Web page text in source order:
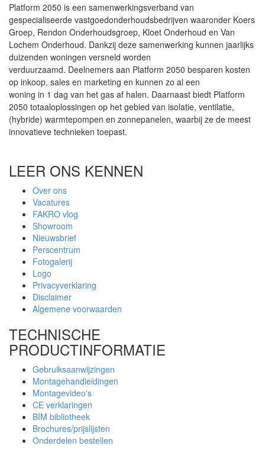
Platform 2050 is een samenwerkingsverband van
gespecialiseerde vastgoedonderhoudsbedrijven waaronder Koers
Groep, Rendon Onderhoudsgroep, Kloet Onderhoud en Van
Lochem Onderhoud. Dankzij deze samenwerking kunnen jaarlijks
duizenden woningen versneld worden
verduurzaamd. Deelnemers aan Platform 2050 besparen kosten
op inkoop, sales en marketing en kunnen zo al een
woning in 1 dag van het gas af halen. Daarnaast biedt Platform
2050 totaaloplossingen op het gebied van isolatie, ventilatie,
(hybride) warmtepompen en zonnepanelen, waarbij ze de meest
innovatieve technieken toepast.
LEER ONS KENNEN
Over ons
Vacatures
FAKRO vlog
Showroom
Nieuwsbrief
Perscentrum
Fotogalerij
Logo
Privacyverklaring
Disclaimer
Algemene voorwaarden
TECHNISCHE
PRODUCTINFORMATIE
Gebruiksaanwijzingen
Montagehandleidingen
Montagevideo's
CE verklaringen
BIM bibliotheek
Brochures/prijslijsten
Onderdelen bestellen